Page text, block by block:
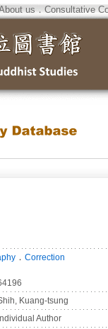
us．Consultative
． Correction
Kuang-tsung
Individual Author